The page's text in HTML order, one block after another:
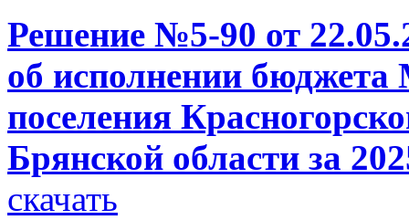
Решение №5-90 от
об исполнении бюджета
поселения
Брянской области за
скачать